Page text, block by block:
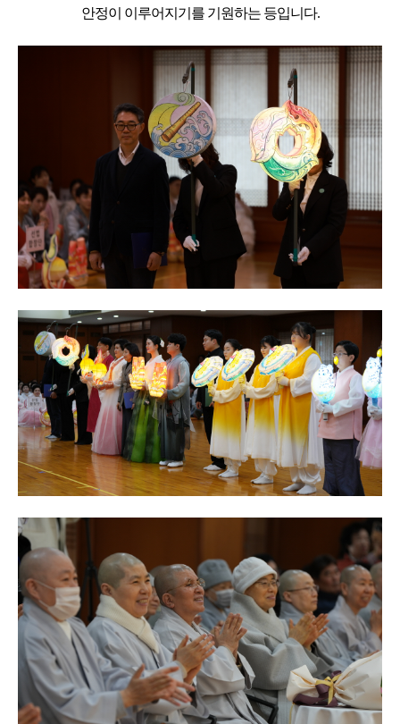
안정이 이루어지기를 기원하는 등입니다.